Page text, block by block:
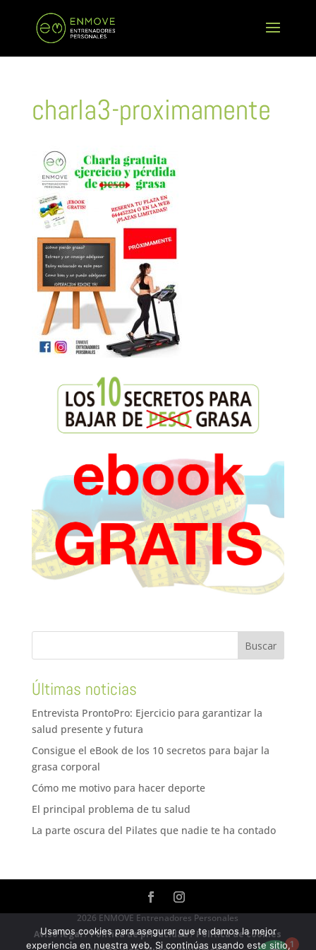
charla3-proximamente
Últimas noticias
Entrevista ProntoPro: Ejercicio para garantizar la
salud presente y futura
Consigue el eBook de los 10 secretos para bajar la
grasa corporal
Cómo me motivo para hacer deporte
El principal problema de tu salud
La parte oscura del Pilates que nadie te ha contado
2026 ENMOVE Entrenadores Personales
Aviso legal/Política de privacidad/Política de cookies
1
Usamos cookies para asegurar que te damos la mejor
experiencia en nuestra web. Si continúas usando este sitio,